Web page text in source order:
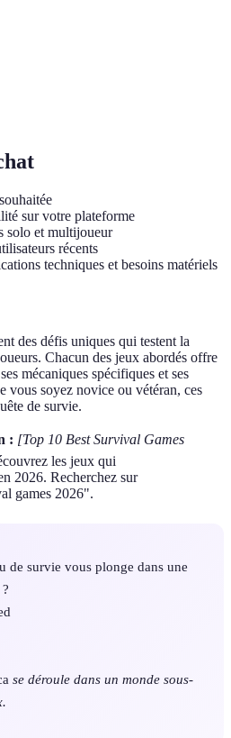
sur votre plateforme
solo et multijoueur
récents
techniques et besoins matériels
des défis uniques qui testent la
Chacun des jeux abordés offre
mécaniques spécifiques et ses
vous soyez novice ou vétéran, ces
de survie.
: [Top 10 Best Survival Games
les jeux qui
2026. Recherchez sur
games 2026".
de survie vous plonge dans une
se déroule dans un monde sous-